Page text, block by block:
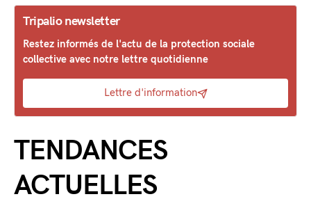
Tripalio newsletter
Restez informés de l'actu de la protection sociale
collective avec notre lettre quotidienne
Lettre d'information
TENDANCES
ACTUELLES